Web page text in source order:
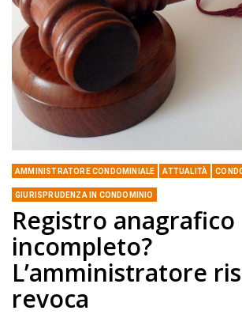
AMMINISTRATORE CONDOMINIALE ATTUALITÀ
GIURISPRUDENZA IN CONDOMINIO
Registro anagrafico
incompleto?
L’amministratore
revoca